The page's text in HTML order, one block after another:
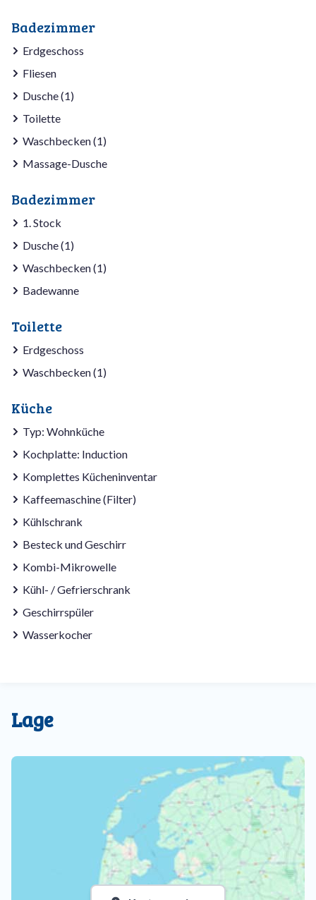
Badezimmer
Erdgeschoss
Fliesen
Dusche (1)
Toilette
Waschbecken (1)
Massage-Dusche
Badezimmer
1. Stock
Dusche (1)
Waschbecken (1)
Badewanne
Toilette
Erdgeschoss
Waschbecken (1)
Küche
Typ: Wohnküche
Kochplatte: Induction
Komplettes Kücheninventar
Kaffeemaschine (Filter)
Kühlschrank
Besteck und Geschirr
Kombi-Mikrowelle
Kühl- / Gefrierschrank
Geschirrspüler
Wasserkocher
Lage